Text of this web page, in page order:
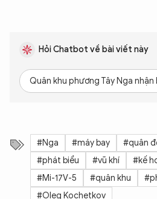
Hỏi Chatbot về bài viết này
Quân khu phương Tây Nga
#Nga #máy bay #quân
#phát biểu
#vũ khí #kế
#Mi-17V-5
#quân khu
#Oleg Kochetkov